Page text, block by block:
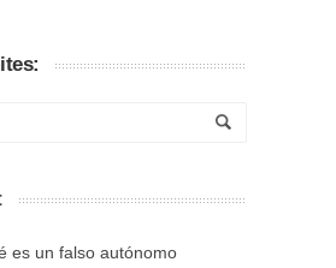
es un falso autónomo